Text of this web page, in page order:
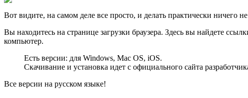
Вот видите, на самом деле все просто, и делать практически ничего
Вы находитесь на странице загрузки браузера. Здесь вы найдете
компьютер.
Есть версии: для Windows, Mac OS, iOS.
Скачивание и установка идет с официального сайта
Все версии на русском языке!